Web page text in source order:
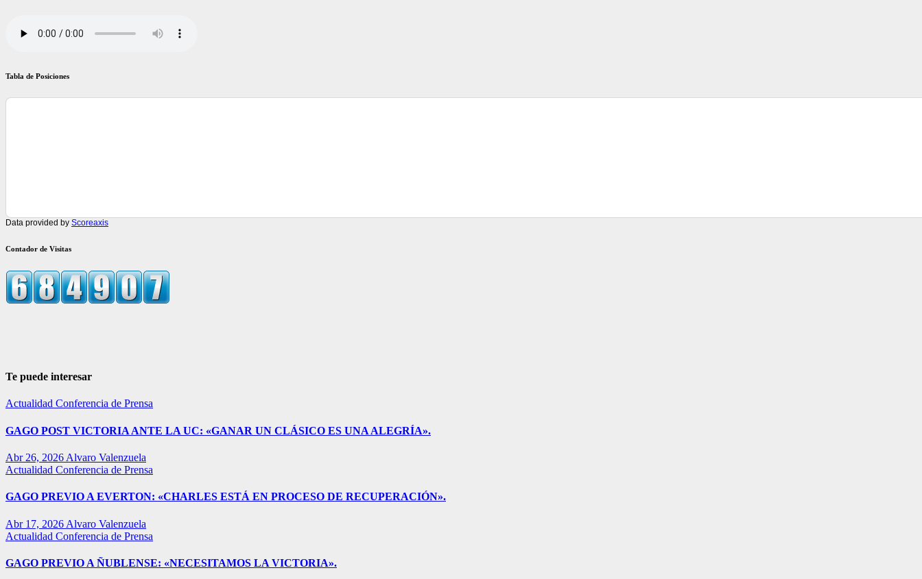
Tabla de Posiciones
Data provided by Scoreaxis
Contador de Visitas
Te puede interesar
Actualidad Conferencia de Prensa
GAGO POST VICTORIA ANTE LA UC: «GANAR UN CLÁSICO ES UNA ALEGRÍA».
Abr 26, 2026 Alvaro Valenzuela
Actualidad Conferencia de Prensa
GAGO PREVIO A EVERTON: «CHARLES ESTÁ EN PROCESO DE RECUPERACIÓN».
Abr 17, 2026 Alvaro Valenzuela
Actualidad Conferencia de Prensa
GAGO PREVIO A ÑUBLENSE: «NECESITAMOS LA VICTORIA».